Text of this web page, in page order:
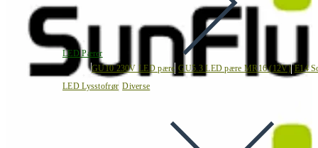
LED Pærer
GU10 230V LED pære GU5.3 LED pære MR16 (12V) E14
LED Lysstofrør Diverse